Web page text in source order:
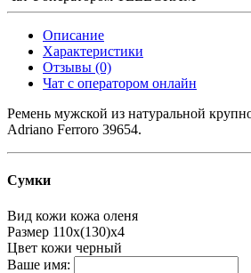
Описание
Характеристики
Отзывы (0)
Чат с оператором онлайн
Ремень мужской из натуральной
Adriano Ferroro 39654.
Сумки
Вид кожи кожа оленя
Размер 110х(130)х4
Цвет кожи черный
Ваше имя: